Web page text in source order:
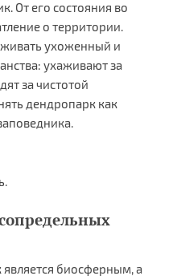
От его состояния во
о территории.
ухоженный и
ухаживают за
за чистотой
дендропарк как
биосферным, а